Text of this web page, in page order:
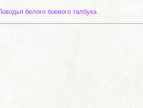
белого боевого талбука